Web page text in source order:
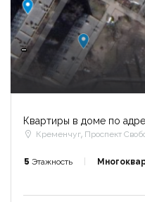
-
Квартиры в доме по
Кременчуг, Проспект
5 Этажность